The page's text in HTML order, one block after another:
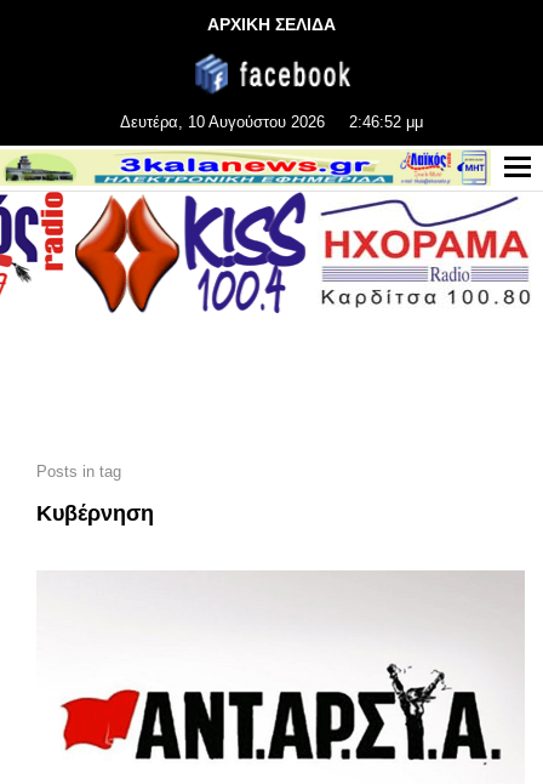
ΑΡΧΙΚΗ ΣΕΛΙΔΑ
Δευτέρα, 10 Αυγούστου 2026 2:46:54 μμ
Posts in tag
Κυβέρνηση